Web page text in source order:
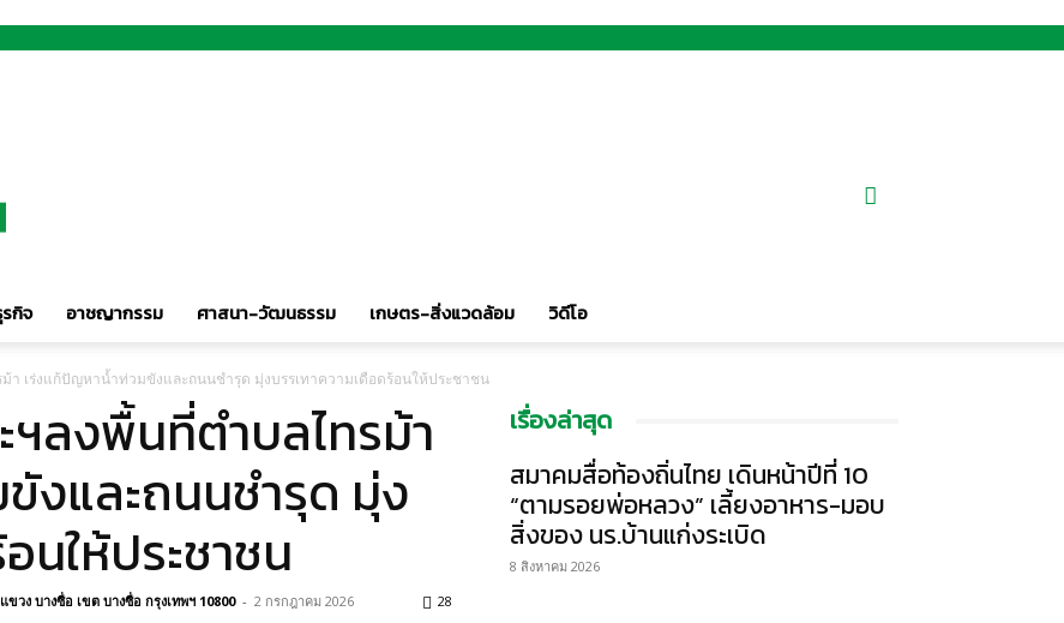
กิจ อาชญากรรม ศาสนา-วัฒนธรรม เกษตร-สิ่งแวดล้อม วิดีโอ
เร่งแก้ปัญหาน้ำท่วมขังและถนนชำรุด มุ่งบรรเทาความเดือดร้อนให้ประชาชน
ลงพื้นที่ตำบลไทรม้า
งและถนนชำรุด มุ่ง
นให้ประชาชน
วง บางซื่อ เขต บางซื่อ กรุงเทพฯ 10800 - 2 กรกฎาคม 2026 28
เรื่องล่าสุด
สมาคมสื่อท้องถิ่นไทย เดินหน้าปีที่ 10
“ตามรอยพ่อหลวง” เลี้ยงอาหาร-มอบ
สิ่งของ นร.บ้านแก่งระเบิด
8 สิงหาคม 2026